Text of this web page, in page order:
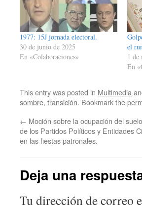
1977: 15J jornada electoral.
30 de junio de 2025
En «Colaboraciones»
el
1 de
En
This entry was posted in Multimedia
sombre, transición. Bookmark the
← Moción sobre la ocupación del
de los Partidos Políticos y Entidades
en las fiestas patronales.
Deja una
Tu dirección de correo